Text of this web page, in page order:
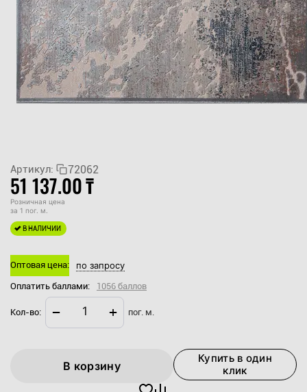
Артикул: 72062
51 137.00₸
Розничная цена
за 1 пог. м.
В НАЛИЧИИ
Оптовая цена: по запросу
Оплатить баллами: 1056 баллов
Кол-во: +
− пог. м.
В корзину
Купить в один
клик